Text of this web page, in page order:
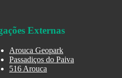
Externas
Arouca Geopark
Passadiços do Paiva
516 Arouca